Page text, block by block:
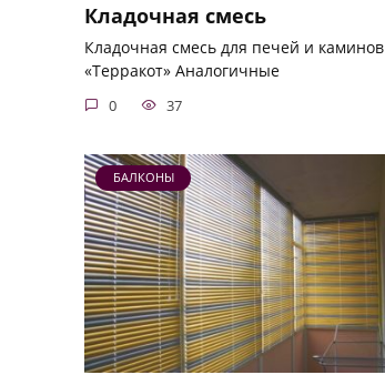
Кладочная смесь
Кладочная смесь для печей и каминов
«Терракот» Аналогичные
0 37
БАЛКОНЫ